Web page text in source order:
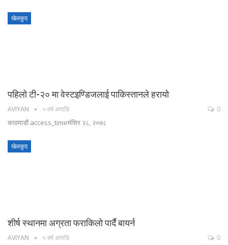
खेलकुद
पहिलो टी-२० मा वेस्टइण्डिजलाई पाकिस्तानले हरायो
AVIYAN ५ वर्ष अगाडि 0
काठमाडौं access_timeमंसिर २८, २०७८
खेलकुद
शीर्ष स्थानमा अग्रता फराकिलो पार्दै बायर्न
AVIYAN ५ वर्ष अगाडि 0